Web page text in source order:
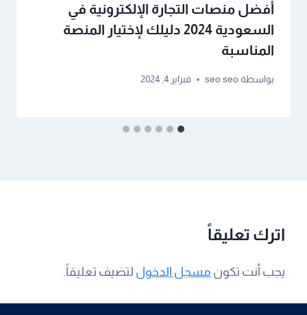
أفضل منصات التجارة الإلكترونية في
السعودية 2024 دليلك لإختيار المنصة
المناسبة
بواسطة seo seo فبراير 4, 2024
اترك تعليقاً
يجب أنت تكون مسجل الدخول لتضيف تعليقاً.